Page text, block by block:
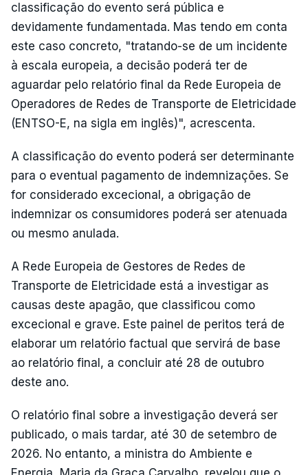
classificação do evento será pública e
devidamente fundamentada. Mas tendo em conta
este caso concreto, "tratando-se de um incidente
à escala europeia, a decisão poderá ter de
aguardar pelo relatório final da Rede Europeia de
Operadores de Redes de Transporte de Eletricidade
(ENTSO-E, na sigla em inglês)", acrescenta.
A classificação do evento poderá ser determinante
para o eventual pagamento de indemnizações. Se
for considerado excecional, a obrigação de
indemnizar os consumidores poderá ser atenuada
ou mesmo anulada.
A Rede Europeia de Gestores de Redes de
Transporte de Eletricidade está a investigar as
causas deste apagão, que classificou como
excecional e grave. Este painel de peritos terá de
elaborar um relatório factual que servirá de base
ao relatório final, a concluir até 28 de outubro
deste ano.
O relatório final sobre a investigação deverá ser
publicado, o mais tardar, até 30 de setembro de
2026. No entanto, a ministra do Ambiente e